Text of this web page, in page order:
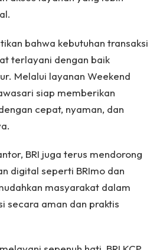
bahwa kebutuhan transaksi
terlayani dengan baik
Melalui layanan Weekend
siap memberikan
cepat, nyaman, dan
BRI juga terus mendorong
digital seperti BRImo dan
masyarakat dalam
secara aman dan praktis